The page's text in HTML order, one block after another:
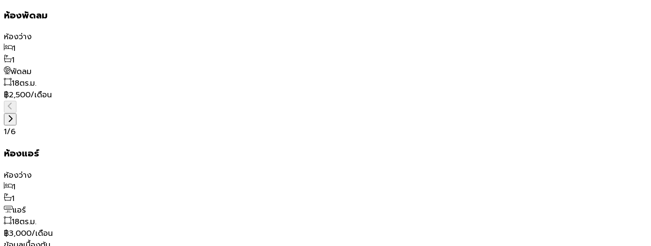
ห้องพัดลม
ห้องว่าง
1
1
พัดลม
18ตร.ม.
฿2,500/เดือน
1/6
ห้องแอร์
ห้องว่าง
1
1
แอร์
18ตร.ม.
฿3,000/เดือน